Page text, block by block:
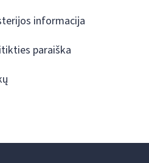
informacija
paraiška